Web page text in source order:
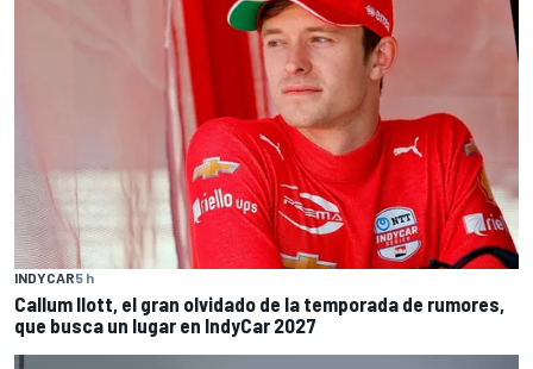
INDYCAR5 h
Callum Ilott, el gran olvidado de la temporada de rumores,
que busca un lugar en IndyCar 2027